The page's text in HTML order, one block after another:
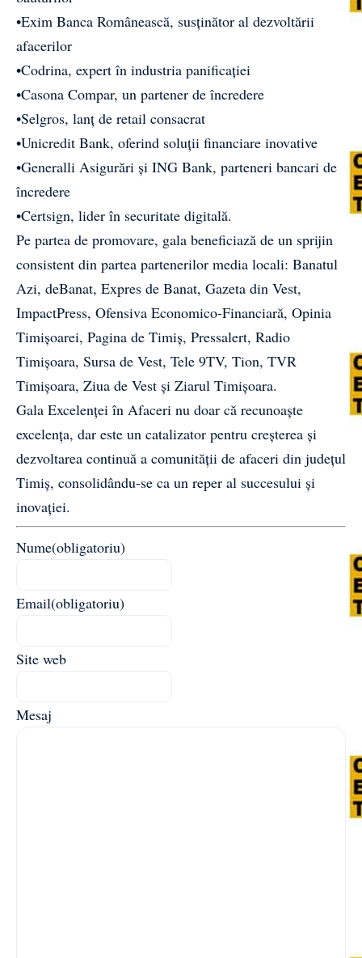
•Exim Banca Românească, susținător al dezvoltării
afacerilor
•Codrina, expert în industria panificației
•Casona Compar, un partener de încredere
•Selgros, lanț de retail consacrat
•Unicredit Bank, oferind soluții financiare inovative
•Generalli Asigurări și ING Bank, parteneri bancari de
încredere
•Certsign, lider în securitate digitală.
Pe partea de promovare, gala beneficiază de un sprijin
consistent din partea partenerilor media locali: Banatul
Azi, deBanat, Expres de Banat, Gazeta din Vest,
ImpactPress, Ofensiva Economico-Financiară, Opinia
Timișoarei, Pagina de Timiș, Pressalert, Radio
Timișoara, Sursa de Vest, Tele 9TV, Tion, TVR
Timișoara, Ziua de Vest și Ziarul Timișoara.
Gala Excelenței în Afaceri nu doar că recunoaște
excelența, dar este un catalizator pentru creșterea și
dezvoltarea continuă a comunității de afaceri din județul
Timiș, consolidându-se ca un reper al succesului și
inovației.
Nume(obligatoriu)
Email(obligatoriu)
Site web
Mesaj